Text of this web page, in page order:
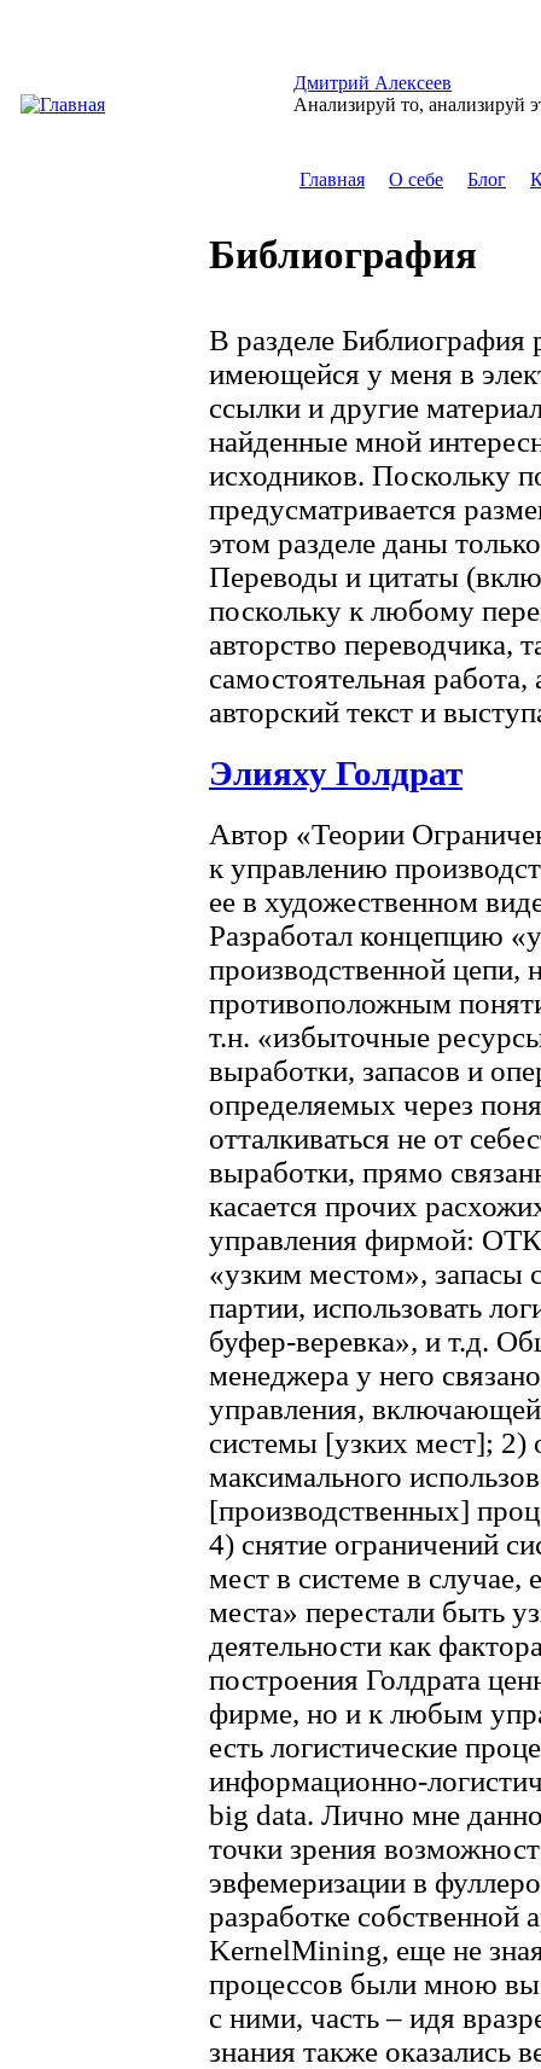
Дмитрий Алексеев
Анализируй то, анализируй
Главная О себе Блог
Библиография
В разделе
имеющейся у меня в
ссылки и другие
найденные мной
исходников. Поскольку
предусматривается
этом разделе даны
Переводы и цитаты
поскольку к любому
авторство переводчика,
самостоятельная работа,
авторский текст и
Элияху Голдрат
Автор «Теории
к управлению
ее в художественном
Разработал концепцию
производственной цепи,
противоположным
т.н. «избыточные
выработки, запасов и
определяемых через
отталкиваться не от
выработки, прямо
касается прочих
управления фирмой: ОТК
«узким местом», запасы
партии, использовать
буфер-веревка», и т.д.
менеджера у него
управления,
системы [узких мест]; 2)
максимального
[производственных]
4) снятие ограничений
мест в системе в
места» перестали быть
деятельности как
построения Голдрата
фирме, но и к любым
есть логистические
информационно-
big data. Лично мне
точки зрения
эвфемеризации в
разработке собственной
KernelMining, еще не
процессов были мною
с ними, часть – идя
знания также оказались